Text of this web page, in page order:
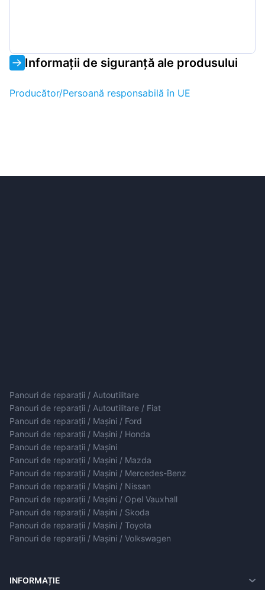
Informații de siguranță ale produsului
Producător/Persoană responsabilă în UE
Panouri de reparații / Autoutilitare
Panouri de reparații / Autoutilitare / Fiat
Panouri de reparații / Mașini / Ford
Panouri de reparații / Mașini / Honda
Panouri de reparații / Mașini
Panouri de reparații / Mașini / Mazda
Panouri de reparații / Mașini / Mercedes-Benz
Panouri de reparații / Mașini / Nissan
Panouri de reparații / Mașini / Opel Vauxhall
Panouri de reparații / Mașini / Skoda
Panouri de reparații / Mașini / Toyota
Panouri de reparații / Mașini / Volkswagen
INFORMAȚIE